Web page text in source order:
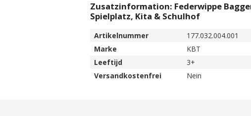
Zusatzinformation: Federwippe
Spielplatz, Kita & Schulhof
Artikelnummer
177.032.004.001
Marke
KBT
Leeftijd
3+
Versandkostenfrei
Nein